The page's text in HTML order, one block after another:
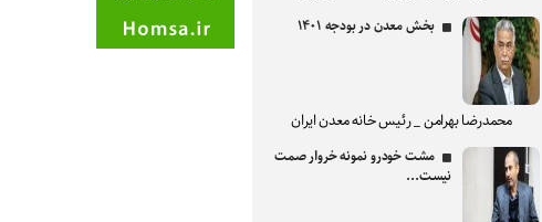
بخش معدن در بودجه ۱۴۰۱
محمدرضا بهرامن _ رئیس خانه معدن ایران
مشت خودرو نمونه خروار صمت
نیست...